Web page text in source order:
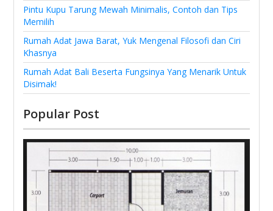
Pintu Kupu Tarung Mewah Minimalis, Contoh dan Tips
Memilih
Rumah Adat Jawa Barat, Yuk Mengenal Filosofi dan Ciri
Khasnya
Rumah Adat Bali Beserta Fungsinya Yang Menarik Untuk
Disimak!
Popular Post